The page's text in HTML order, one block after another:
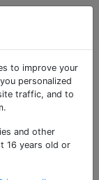
to improve your
personalized
traffic, and to
and other
16 years old or